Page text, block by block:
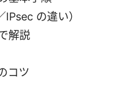
の違い）
解説
コツ